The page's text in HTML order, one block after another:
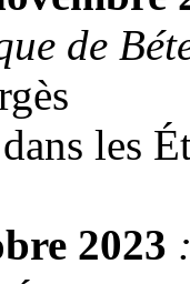
de
les
2023